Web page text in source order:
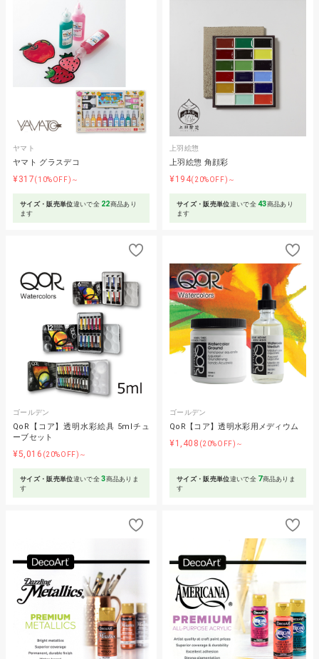
ヤマト
ヤマト グラスデコ
¥317(10%OFF)～
サイズ・販売単位違いで全 22商品あり
ます
上羽絵惣
上羽絵惣 角顔彩
¥194(20%OFF)～
サイズ・販売単位違いで全43商品あり
ます
ゴールデン
QoR【コア】透明水彩絵具 5mlチュ
ーブセット
¥5,016 (20%OFF)～
サイズ・販売単位違いで全3商品ありま
す
ゴールデン
QoR【コア】透明水彩用メディウム
¥1,408 (20%OFF)～
サイズ・販売単位違いで全 7商品ありま
す